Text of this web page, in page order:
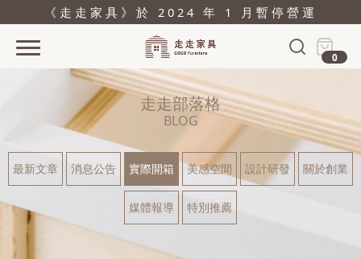
《走走家具》於 2024 年 1 月暫停營運
0
產品
關於
據點
走走部落格
BLOG
最新文章 消息公告 實際開箱 美感空間 設計研發 關於創業
媒體報導 特別推薦